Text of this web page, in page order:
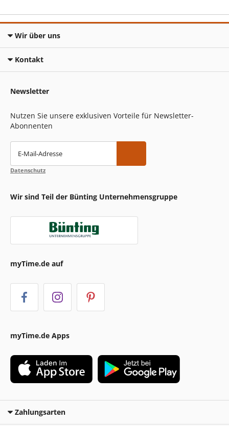
Wir über uns
Kontakt
Newsletter
Nutzen Sie unsere exklusiven Vorteile für Newsletter-
Abonnenten
E-Mail-Adresse
Datenschutz
Wir sind Teil der Bünting Unternehmensgruppe
myTime.de auf
myTime.de Apps
Zahlungsarten